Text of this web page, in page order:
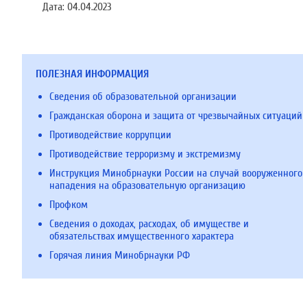
Дата: 04.04.2023
ПОЛЕЗНАЯ ИНФОРМАЦИЯ
Сведения об образовательной организации
Гражданская оборона и защита от чрезвычайных ситуаций
Противодействие коррупции
Противодействие терроризму и экстремизму
Инструкция Минобрнауки России на случай вооруженного
нападения на образовательную организацию
Профком
Сведения о доходах, расходах, об имуществе и
обязательствах имущественного характера
Горячая линия Минобрнауки РФ